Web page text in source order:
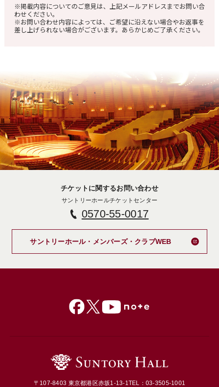
※掲載内容についてのご意見は、上記メールアドレスまでお問い合
わせください。
※お問い合わせ内容によっては、ご希望に沿えない場合やお返事を
差し上げられない場合がございます。あらかじめご了承ください。
チケットに関するお問い合わせ
サントリーホールチケットセンター
0570-55-0017
サントリーホール・メンバーズ・クラブWEB
〒107-8403 東京都港区赤坂1-13-1TEL：03-3505-1001